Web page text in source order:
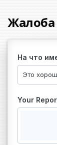
Жалоба
На что
Your